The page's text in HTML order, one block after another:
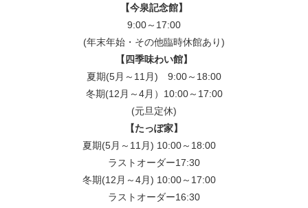
【今泉記念館】
9:00～17:00
(年末年始・その他臨時休館あり)
【四季味わい館】
夏期(5月～11月) 9:00～18:00
冬期(12月～4月）10:00～17:00
(元旦定休)
【たっぽ家】
夏期(5月～11月) 10:00～18:00
ラストオーダー17:30
冬期(12月～4月) 10:00～17:00
ラストオーダー16:30